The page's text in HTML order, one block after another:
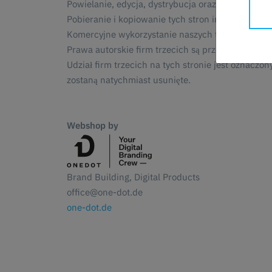
Powielanie, edycja, dystrybucja oraz wszelkiego
Pobieranie i kopiowanie tych stron internetowych
Komercyjne wykorzystanie naszych treści bez
Prawa autorskie firm trzecich są przestrzegane,
Udział firm trzecich na tych stronie jest
zostaną natychmiast usunięte.
Webshop by
Brand Building, Digital Products
office@one-dot.de
one-dot.de